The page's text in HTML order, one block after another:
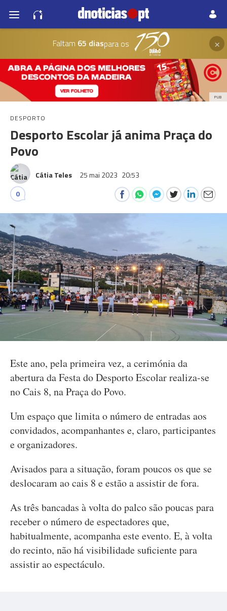
Faltam 65 diaspara os ×
PUB
DESPORTO
Desporto Escolar já anima Praça do
Povo
Cátia Teles 25 mai 2023 20:53
0
Este ano, pela primeira vez, a cerimónia da
abertura da Festa do Desporto Escolar realiza-se
no Cais 8, na Praça do Povo.
Um espaço que limita o número de entradas aos
convidados, acompanhantes e, claro, participantes
e organizadores.
Avisados para a situação, foram poucos os que se
deslocaram ao cais 8 e estão a assistir de fora.
As três bancadas à volta do palco são poucas para
receber o número de espectadores que,
habitualmente, acompanha este evento. E, à volta
do recinto, não há visibilidade suficiente para
assistir ao espectáculo.